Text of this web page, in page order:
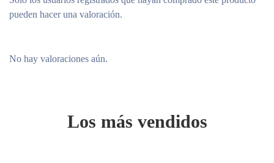
No hay valoraciones aún.
pueden hacer una valoración.
Los más vendidos